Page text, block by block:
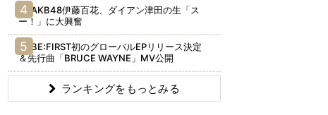
AKB48伊藤百花、ダイアン津田の生「ス
ー！」に大興奮
BE:FIRST初のグローバルEPリリース決定
＆先行曲「BRUCE WAYNE」MV公開
ランキングをもっとみる